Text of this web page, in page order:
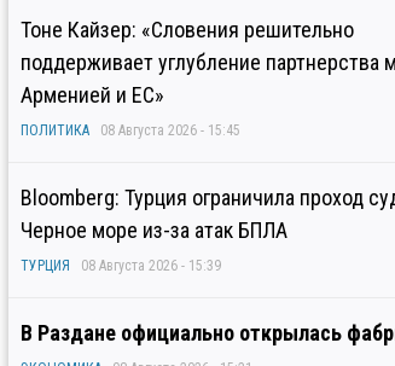
Тоне Кайзер: «Словения решительно
поддерживает углубление партнерства
Арменией и ЕС»
ПОЛИТИКА 08 Августа 2026 - 15:45
Bloomberg: Турция ограничила проход
Черное море из-за атак БПЛА
ТУРЦИЯ 08 Августа 2026 - 15:39
В Раздане официально открылась